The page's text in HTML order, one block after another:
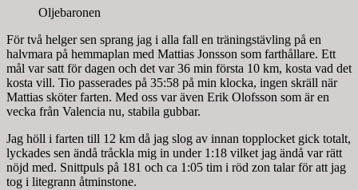
Oljebaronen
För två helger sen sprang jag i alla fall en träningstävling på en
halvmara på hemmaplan med Mattias Jonsson som farthållare. Ett
mål var satt för dagen och det var 36 min första 10 km, kosta vad det
kosta vill. Tio passerades på 35:58 på min klocka, ingen skräll när
Mattias sköter farten. Med oss var även Erik Olofsson som är en
vecka från Valencia nu, stabila gubbar.
Jag höll i farten till 12 km då jag slog av innan topplocket gick totalt,
lyckades sen ändå tråckla mig in under 1:18 vilket jag ändå var rätt
nöjd med. Snittpuls på 181 och ca 1:05 tim i röd zon talar för att jag
tog i litegrann åtminstone.